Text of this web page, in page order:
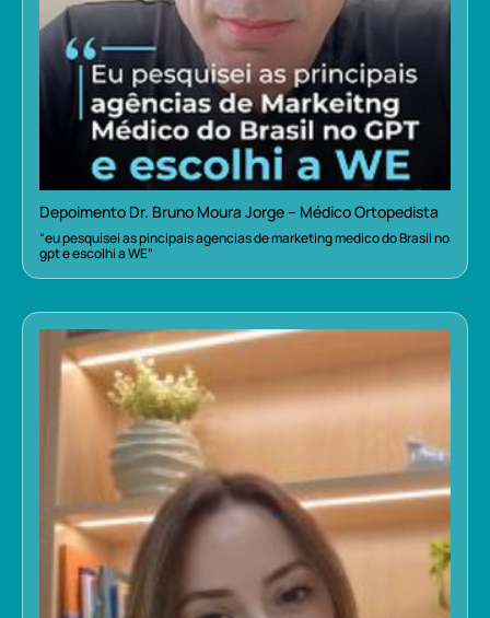
Depoimento Dr. Bruno Moura Jorge – Médico Ortopedista
“eu pesquisei as pincipais agencias de marketing medico do Brasil no
gpt e escolhi a WE”